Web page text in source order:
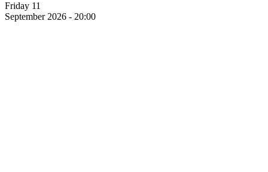
Friday 11
September 2026 - 20:00